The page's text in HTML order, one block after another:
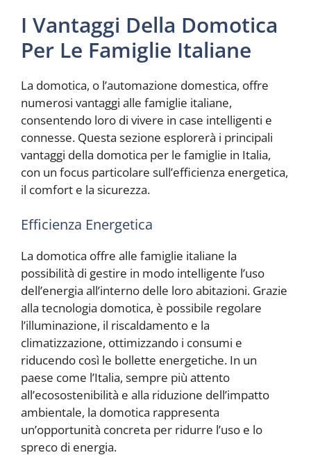
I Vantaggi Della Domotica
Per Le Famiglie Italiane
La domotica, o l’automazione domestica, offre
numerosi vantaggi alle famiglie italiane,
consentendo loro di vivere in case intelligenti e
connesse. Questa sezione esplorerà i principali
vantaggi della domotica per le famiglie in Italia,
con un focus particolare sull’efficienza energetica,
il comfort e la sicurezza.
Efficienza Energetica
La domotica offre alle famiglie italiane la
possibilità di gestire in modo intelligente l’uso
dell’energia all’interno delle loro abitazioni. Grazie
alla tecnologia domotica, è possibile regolare
l’illuminazione, il riscaldamento e la
climatizzazione, ottimizzando i consumi e
riducendo così le bollette energetiche. In un
paese come l’Italia, sempre più attento
all’ecosostenibilità e alla riduzione dell’impatto
ambientale, la domotica rappresenta
un’opportunità concreta per ridurre l’uso e lo
spreco di energia.